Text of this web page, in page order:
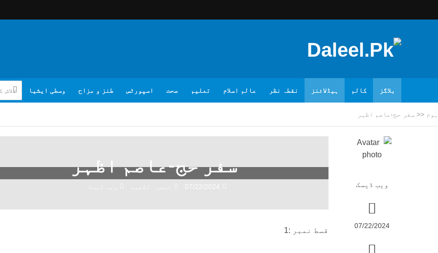
بلاگز کالم ہیڈلائنز نقطہ نظر عالم اسلام تعلیم صحت اسپورٹس طنز و مزاح وسطی ایشیا
ہوم << سفر حج-عاصم اظہر
ویب ڈیسک
07/22/2024
سفر حج-عاصم اظہر
07/22/2024
قسط نمبر :1